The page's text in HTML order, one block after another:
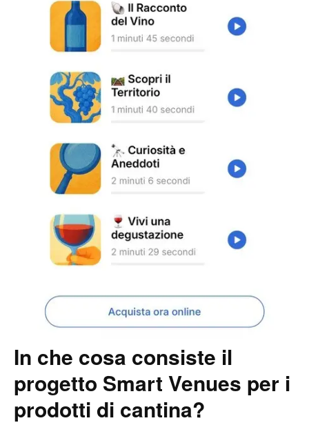
In che cosa consiste il
progetto Smart Venues per i
prodotti di cantina?